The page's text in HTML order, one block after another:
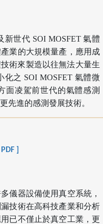
世代 SOI MOSFET 氣體
業的大規模量產，應用成
術來製造以往無法大量生
之 SOI MOSFET 氣體微
面凌駕前世代的氣體感測
先進的感測發展技術。
]
儀器設備使用真空系統，
技術在高科技產業和分析
已不僅止於真空工業，更